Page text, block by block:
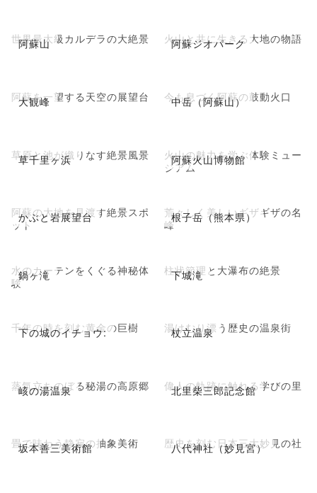
阿蘇山
世界最大級カルデラの大絶景 阿蘇ジオパーク
火山と共に生きる大地の物語
大観峰
阿蘇を一望する天空の展望台 中岳（阿蘇山）
今も息づく阿蘇の鼓動火口
草千里ヶ浜
草原と池が織りなす絶景風景 阿蘇火山博物館
火山の魅力を学ぶ体験ミュー
ジアム
かぶと岩展望台
阿蘇の大地を見渡す絶景スポ
ット
根子岳（熊本県）
荒々しく美しいギザギザの名
峰
鍋ヶ滝
水のカーテンをくぐる神秘体
験
下城滝
柱状節理と大瀑布の絶景
下の城のイチョウ:
千年の時を刻む黄金の巨樹 杖立温泉
湯けむり漂う歴史の温泉街
峐の湯温泉
蒸気立ちのぼる秘湯の高原郷 北里柴三郎記念館
偉人の軌跡に触れる学びの里
坂本善三美術館
畳で味わう静寂の抽象美術 八代神社（妙見宮）
歴史を刻む日本三大妙見の社